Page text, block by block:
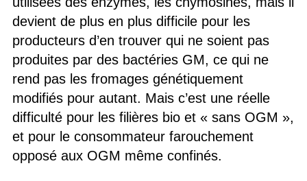
devient de plus en plus difficile pour les
producteurs d’en trouver qui ne soient pas
produites par des bactéries GM, ce qui ne
rend pas les fromages génétiquement
modifiés pour autant. Mais c’est une réelle
difficulté pour les filières bio et « sans OGM »,
et pour le consommateur farouchement
opposé aux OGM même confinés.